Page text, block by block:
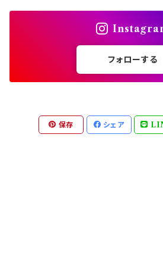
フォローする
保存 シェア